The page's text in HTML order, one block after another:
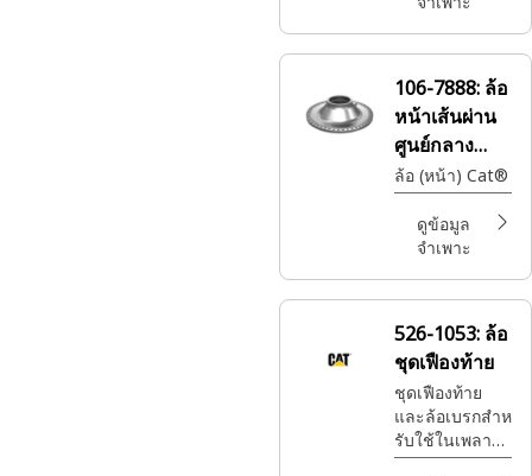
และสถานที่ที่
ทั้งหมดนี้ใน
ราคาที่จับต้องได้
106-7888: ล้อ
หน้าเส้นผ่าน
ศูนย์กลาง
ภายนอก
1,173 มม.
ล้อ (หน้า) Cat®
ดูข้อมูล
จำเพาะ
526-1053: ล้อ
ชุดเฟืองท้าย
ชุดเฟืองท้าย
และล้อเบรกสําห
รับใช้ในเพลา
Cat®